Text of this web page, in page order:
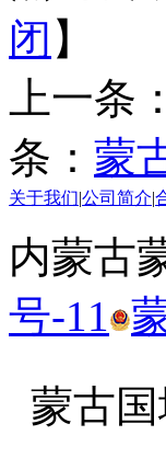
闭 】
上一条：
条： 蒙
关于我们 公司简介
内蒙古
号-11
蒙古国